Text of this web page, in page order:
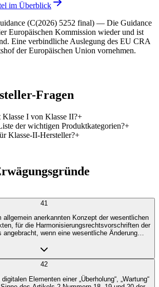
im Überblick
(C(2026) 5252 final) — Die Guidance
Europäischen Kommission wieder und ist
Eine verbindliche Auslegung des EU CRA
der Europäischen Union vornehmen.
Fragen
Klasse I von Klasse II?+
der wichtigen Produktkategorien?+
Klasse-II-Hersteller?+
41
allgemein anerkannten Konzept der wesentlichen
für die Harmonisierungsrechtsvorschriften der
angebracht, wenn eine wesentliche Änderung…
42
Elementen einer „Überholung“, „Wartung“